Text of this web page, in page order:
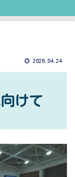
2026.04.24
けて